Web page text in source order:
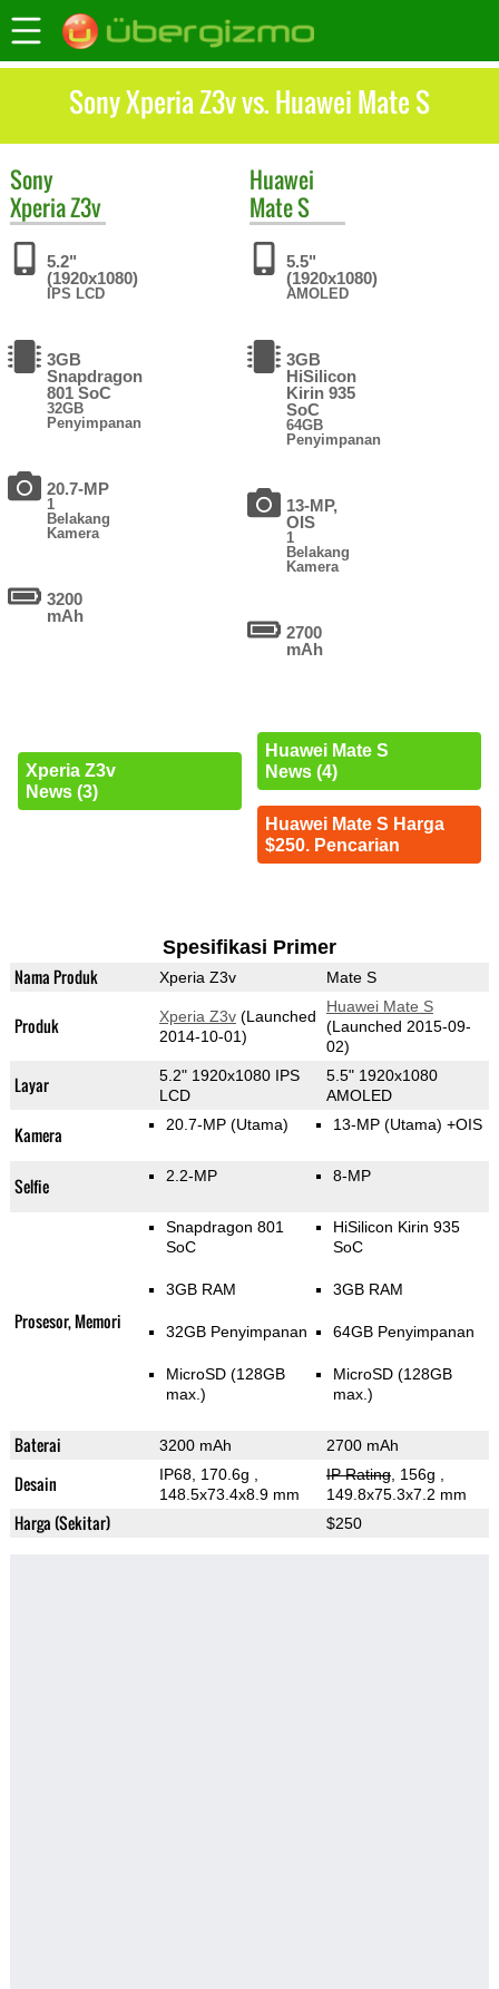
Sony Xperia Z3v vs. Huawei Mate S
Sony
Xperia Z3v
5.2"
(1920x1080)
IPS LCD
3GB
Snapdragon
801 SoC
32GB
Penyimpanan
20.7-MP
1
Belakang
Kamera
3200
mAh
Xperia Z3v
News (3)
Huawei
Mate S
5.5"
(1920x1080)
AMOLED
3GB
HiSilicon
Kirin 935
SoC
64GB
Penyimpanan
13-MP,
OIS
1
Belakang
Kamera
2700
mAh
Huawei Mate S
News (4)
Huawei Mate S Harga
$250. Pencarian
Spesifikasi Primer
Nama Produk Xperia Z3v Mate S
Produk Xperia Z3v(Launched
2014-10-01)
Huawei Mate S
(Launched 2015-09-
02)
Layar
5.2" 1920x1080 IPS
LCD
5.5" 1920x1080
AMOLED
Kamera 20.7-MP (Utama) 13-MP (Utama) +OIS
Selfie 2.2-MP 8-MP
Prosesor, Memori
Snapdragon 801
SoC
3GB RAM
32GB Penyimpanan
MicroSD (128GB
max.)
HiSilicon Kirin 935
SoC
3GB RAM
64GB Penyimpanan
MicroSD (128GB
max.)
Baterai 3200 mAh 2700 mAh
Desain IP68, 170.6g
148.5x73.4x8.9 mm
IP Rating, 156g
149.8x75.3x7.2 mm
Harga (Sekitar) $250